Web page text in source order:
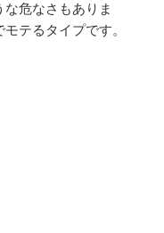
危なさもありま
テるタイプです。